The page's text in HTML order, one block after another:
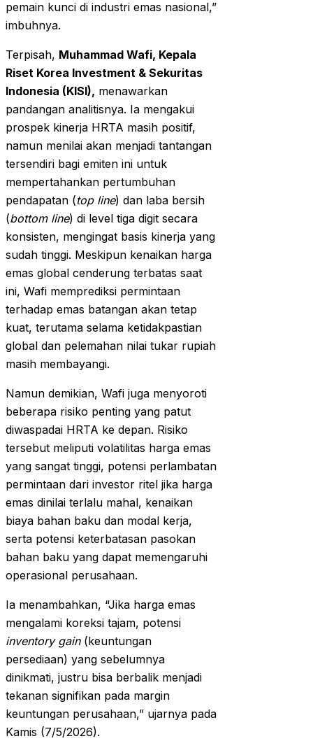
pemain kunci di industri emas nasional,”
imbuhnya.
Terpisah, Muhammad Wafi, Kepala
Riset Korea Investment & Sekuritas
Indonesia (KISI), menawarkan
pandangan analitisnya. Ia mengakui
prospek kinerja HRTA masih positif,
namun menilai akan menjadi tantangan
tersendiri bagi emiten ini untuk
mempertahankan pertumbuhan
pendapatan (top line) dan laba bersih
(bottom line) di level tiga digit secara
konsisten, mengingat basis kinerja yang
sudah tinggi. Meskipun kenaikan harga
emas global cenderung terbatas saat
ini, Wafi memprediksi permintaan
terhadap emas batangan akan tetap
kuat, terutama selama ketidakpastian
global dan pelemahan nilai tukar rupiah
masih membayangi.
Namun demikian, Wafi juga menyoroti
beberapa risiko penting yang patut
diwaspadai HRTA ke depan. Risiko
tersebut meliputi volatilitas harga emas
yang sangat tinggi, potensi perlambatan
permintaan dari investor ritel jika harga
emas dinilai terlalu mahal, kenaikan
biaya bahan baku dan modal kerja,
serta potensi keterbatasan pasokan
bahan baku yang dapat memengaruhi
operasional perusahaan.
Ia menambahkan, “Jika harga emas
mengalami koreksi tajam, potensi
inventory gain(keuntungan
persediaan) yang sebelumnya
dinikmati, justru bisa berbalik menjadi
tekanan signifikan pada margin
keuntungan perusahaan,” ujarnya pada
Kamis (7/5/2026).